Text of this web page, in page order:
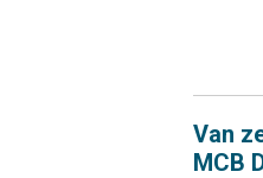
Van
MCB